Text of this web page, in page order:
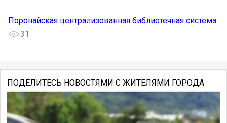
Поронайская централизованная библиотечная система
31
ПОДЕЛИТЕСЬ НОВОСТЯМИ С ЖИТЕЛЯМИ ГОРОДА